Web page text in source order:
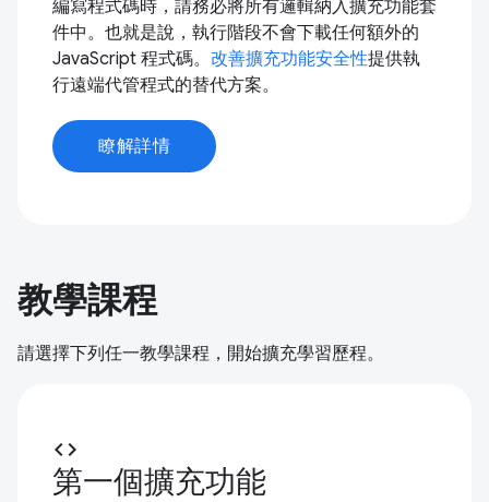
編寫程式碼時，請務必將所有邏輯納入擴充功能套
件中。也就是說，執行階段不會下載任何額外的
JavaScript 程式碼。 改善擴充功能安全性提供執
行遠端代管程式的替代方案。
瞭解詳情
教學課程
請選擇下列任一教學課程，開始擴充學習歷程。
code
第一個擴充功能